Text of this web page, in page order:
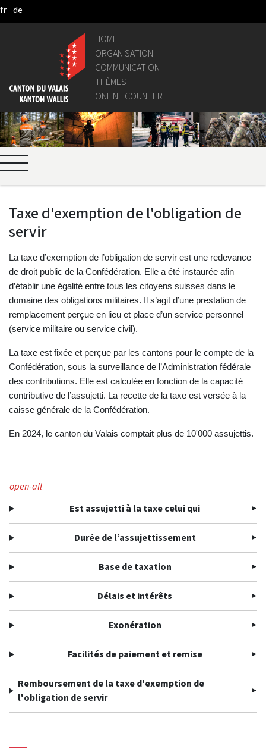
Pular para o Conteúdo principal
fr de
HOME
ORGANISATION
COMMUNICATION
THÈMES
ONLINE COUNTER
Taxe d'exemption de l'obligation de
servir
La taxe d’exemption de l’obligation de servir est une redevance
de droit public de la Confédération. Elle a été instaurée afin
d’établir une égalité entre tous les citoyens suisses dans le
domaine des obligations militaires. Il s’agit d’une prestation de
remplacement perçue en lieu et place d’un service personnel
(service militaire ou service civil).
La taxe est fixée et perçue par les cantons pour le compte de la
Confédération, sous la surveillance de l’Administration fédérale
des contributions. Elle est calculée en fonction de la capacité
contributive de l’assujetti. La recette de la taxe est versée à la
caisse générale de la Confédération.
En 2024, le canton du Valais comptait plus de 10'000 assujettis.
open-all
Est assujetti à la taxe celui qui
Durée de l’assujettissement
Base de taxation
Délais et intérêts
Exonération
Facilités de paiement et remise
Remboursement de la taxe d'exemption de
l'obligation de servir